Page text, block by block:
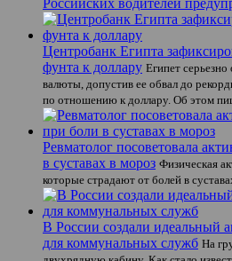
Российских водителей
Центробанк Египта
фунта к доллару Египет
валюты, допустив ее обвал до
по отношению к доллару. Об этом
Ревматолог посоветовала
в суставах в мороз Физическая
которые страдают от болей в
В России создали идеальный
для коммунальных служб На